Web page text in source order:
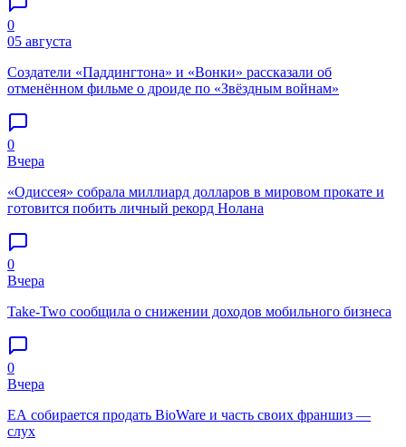
0
05 августа
Создатели «Паддингтона» и «Вонки» рассказали об
отменённом фильме о дроиде по «Звёздным войнам»
0
Вчера
«Одиссея» собрала миллиард долларов в мировом прокате и
готовится побить личный рекорд Нолана
0
Вчера
Take-Two сообщила о снижении доходов мобильного бизнеса
0
Вчера
EA собирается продать BioWare и часть своих франшиз —
слух